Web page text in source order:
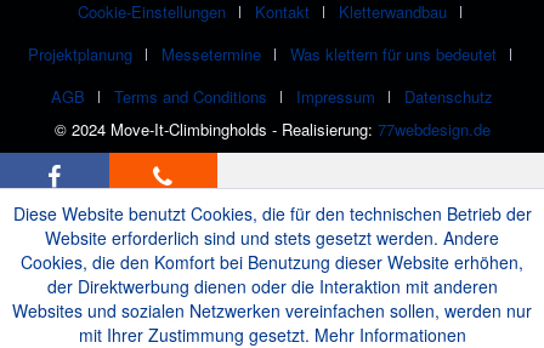
Cookie-Einstellungen Kontakt
Kletterwandbau
Projektplanung
Messetermine
Was klettern für uns bedeutet
AGB
Terms and Conditions Impressum
Datenschutz
© 2024 Move-It-Climbingholds - Realisierung: 77webdesign.de
Diese Website benutzt Cookies, die für den technischen Betrieb der
Website erforderlich sind und stets gesetzt werden. Andere
Cookies, die den Komfort bei Benutzung dieser Website erhöhen,
der Direktwerbung dienen oder die Interaktion mit anderen
Websites und sozialen Netzwerken vereinfachen sollen, werden nur
mit Ihrer Zustimmung gesetzt. Mehr Informationen